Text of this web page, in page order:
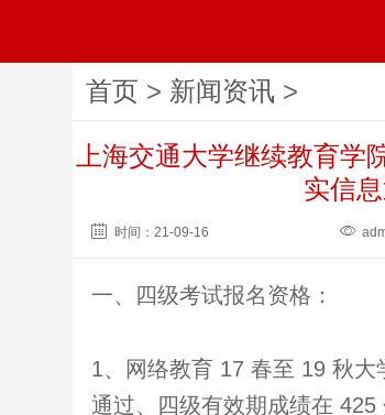
首页 > 新闻资讯 >
上海交通大学继续教育学
实信
时间： 21-09-16
一、四级考试报名资格：
1、网络教育 17 春至 19 秋
通过、四级有效期成绩在 425